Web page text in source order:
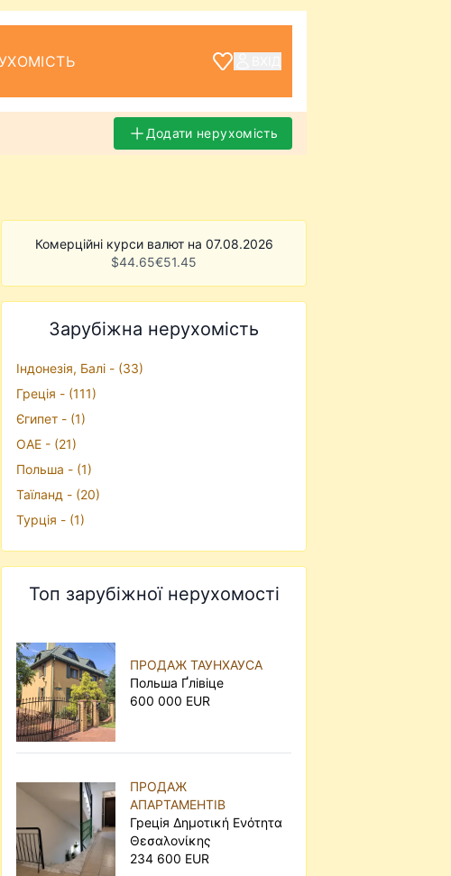
Додати нерухомість
Комерційні курси валют на 07.08.2026
$44.65€51.45
Зарубіжна нерухомість
Iндонезiя, Балі - (33)
Грецiя - (111)
Єгипет - (1)
ОАЕ - (21)
Польша - (1)
Таїланд - (20)
Турцiя - (1)
Топ зарубіжної нерухомості
ПРОДАЖ ТАУНХАУСА
Польша Ґлівіце
600 000 EUR
ПРОДАЖ
АПАРТАМЕНТІВ
Грецiя Δημοτική Ενότητα
Θεσαλονίκης
234 600 EUR